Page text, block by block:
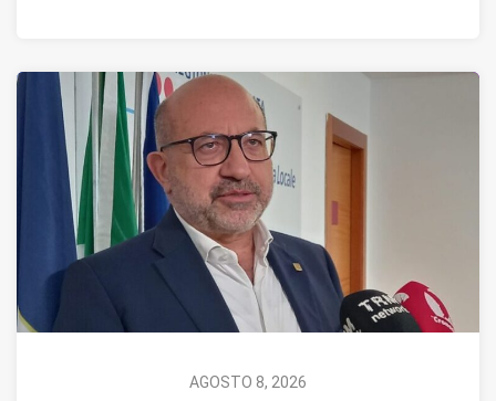
AGOSTO 8, 2026